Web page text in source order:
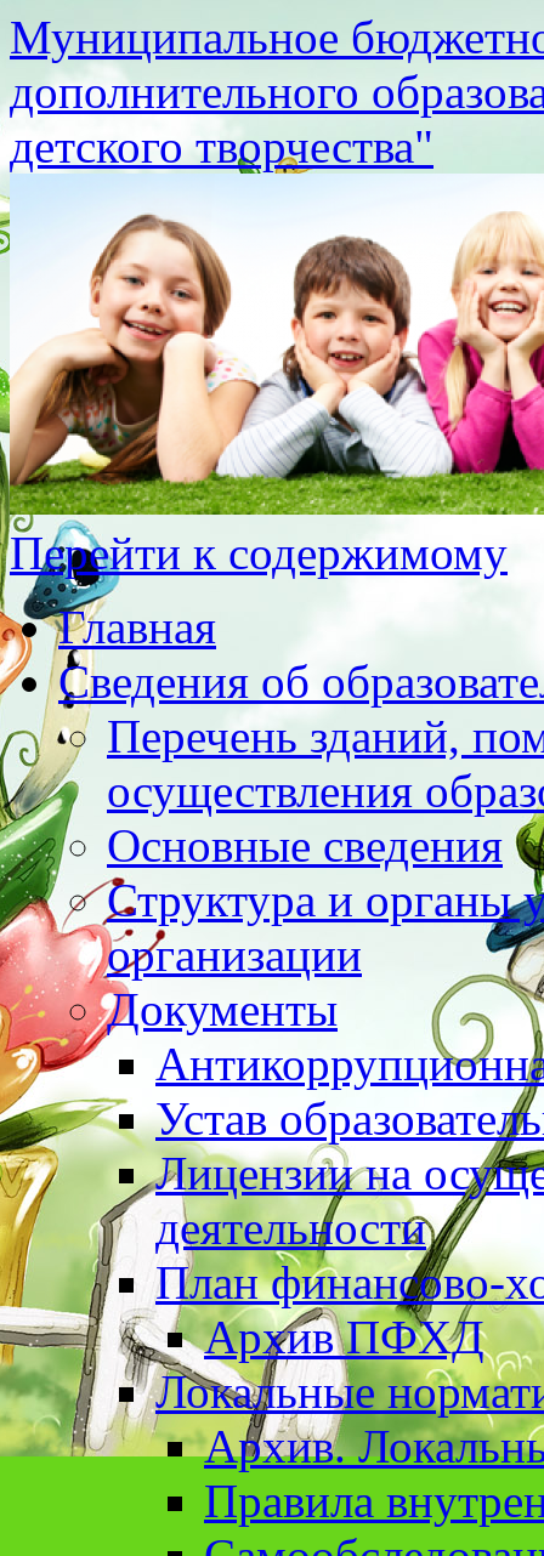
Муниципальное
дополнительного
детского творчества"
Перейти к содержимому
Главная
Сведения об
Перечень зданий,
осуществления
Основные сведения
Структура и органы
организации
Документы
Устав
Лицензии на
деятельности
План финансово-
Архив ПФХД
Локальные
Архив.
Правила